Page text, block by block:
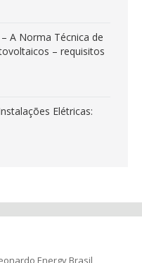
A Norma Técnica de
– requisitos
Elétricas:
Energy Brasil